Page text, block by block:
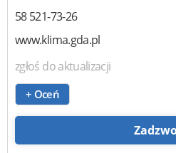
58 521-73-26
www.klima.gda.pl
zgłoś do aktualizacji
+ Oceń